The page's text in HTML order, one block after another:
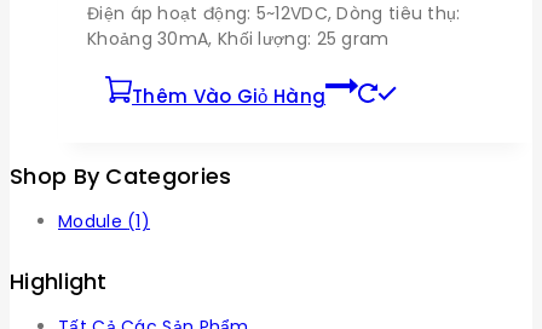
Điện áp hoạt động: 5~12VDC, Dòng tiêu thụ:
Khoảng 30mA, Khối lượng: 25 gram
Thêm Vào Giỏ Hàng
Shop By Categories
Module (1)
Highlight